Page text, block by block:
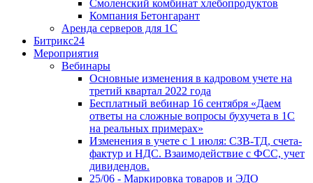
Смоленский комбинат хлебопродуктов
Компания Бетонгарант
Аренда серверов для 1С
Битрикс24
Мероприятия
Вебинары
Основные изменения в кадровом учете на
третий квартал 2022 года
Бесплатный вебинар 16 сентября «Даем
ответы на сложные вопросы бухучета в 1С
на реальных примерах»
Изменения в учете с 1 июля: СЗВ-ТД, счета-
фактур и НДС. Взаимодействие с ФСС, учет
дивидендов.
25/06 - Маркировка товаров и ЭДО